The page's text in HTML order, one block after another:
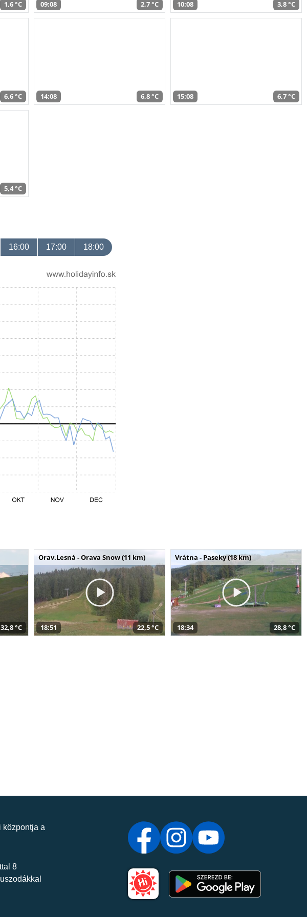
1,6 °C 09:08 2,7 °C 10:08 3,8 °C
6,6 °C 14:08 6,8 °C 15:08 6,7 °C
5,4 °C
16:00 17:00 18:00
32,8 °C
Orav.Lesná - Orava Snow (11 km)
18:51 22,5 °C
Vrátna - Paseky (18 km)
18:34 28,8 °C
központja a
8